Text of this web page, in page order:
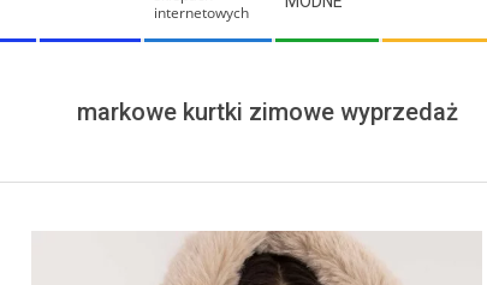
internetowych
markowe kurtki zimowe wyprzedaż